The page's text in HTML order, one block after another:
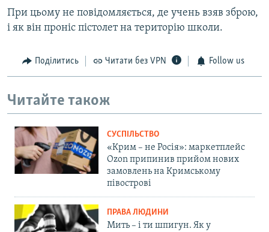
При цьому не повідомляється, де учень взяв зброю,
і як він проніс пістолет на територію школи.
Поділитись Читати без VPN Follow us
Читайте також
СУСПІЛЬСТВО
«Крим – не Росія»: маркетплейс
Ozon припинив прийом нових
замовлень на Кримському
півострові
ПРАВА ЛЮДИНИ
Мить – і ти шпигун. Як у